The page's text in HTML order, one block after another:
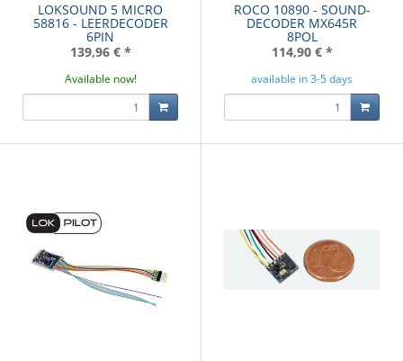
LOKSOUND 5 MICRO
58816 - LEERDECODER
6PIN
139,96 € *
Available now!
ROCO 10890 - SOUND-
DECODER MX645R
8POL
114,90 € *
available in 3-5 days